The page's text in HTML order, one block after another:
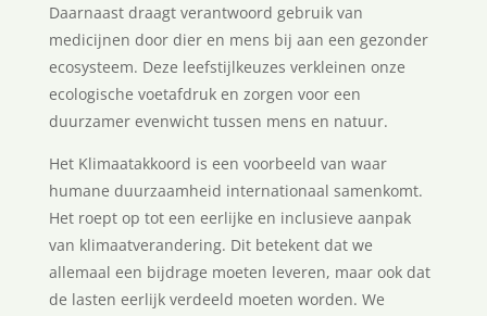
Daarnaast draagt verantwoord gebruik van
medicijnen door dier en mens bij aan een gezonder
ecosysteem. Deze leefstijlkeuzes verkleinen onze
ecologische voetafdruk en zorgen voor een
duurzamer evenwicht tussen mens en natuur.
Het Klimaatakkoord is een voorbeeld van waar
humane duurzaamheid internationaal samenkomt.
Het roept op tot een eerlijke en inclusieve aanpak
van klimaatverandering. Dit betekent dat we
allemaal een bijdrage moeten leveren, maar ook dat
de lasten eerlijk verdeeld moeten worden. We